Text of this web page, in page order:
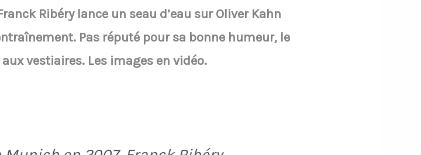
Ribéry lance un seau d’eau sur Oliver Kahn
Pas réputé pour sa bonne humeur, le
vestiaires. Les images en vidéo.